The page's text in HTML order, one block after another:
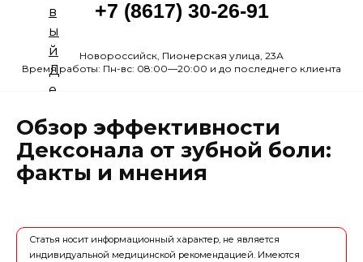
+7 (8617) 30-26-91
Новороссийск, Пионерская улица, 23А
Время работы: Пн-вс: 08:00—20:00 и до последнего клиента
Обзор эффективности
Дексонала от зубной боли:
факты и мнения
Статья носит информационный характер, не является
индивидуальной медицинской рекомендацией. Имеются